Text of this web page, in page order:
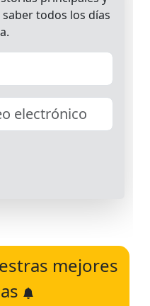
mejores